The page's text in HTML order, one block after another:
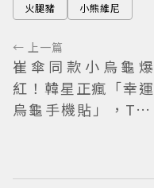
火腿豬
小熊維尼
← 上一篇
崔傘同款小烏龜爆
紅！韓星正瘋「幸運
烏龜手機貼」，TWI